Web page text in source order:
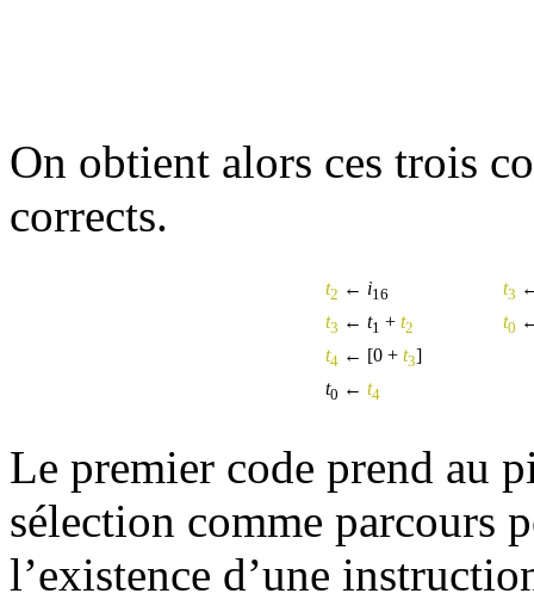
On obtient alors ces trois
corrects.
t2 ← i16
t3 ← t1 + t2
t4 ← [0 + t3]
t0 ← t4
t3
t0
Le premier code prend au
sélection comme parcours
l’existence d’une